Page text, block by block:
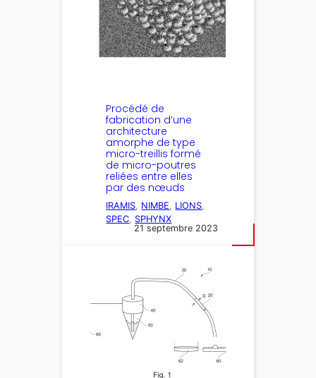
Procédé de
fabrication d’une
architecture
amorphe de type
micro-treillis formé
de micro-poutres
reliées entre elles
par des nœuds
IRAMIS NIMBE LIONS
SPEC SPHYNX
21 septembre 2023